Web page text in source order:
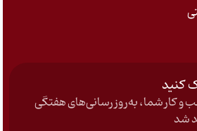
کنید
و کار شما، به‌روزرسانی‌های هفتگی
شد